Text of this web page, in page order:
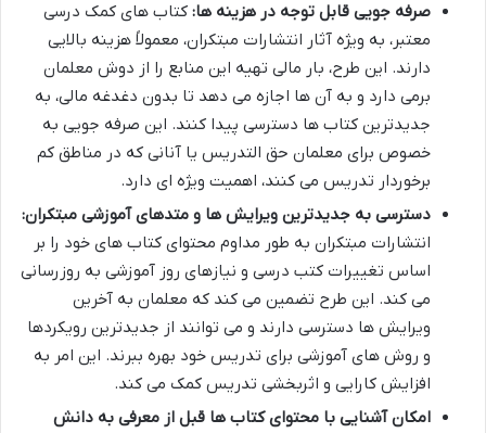
صرفه جویی قابل توجه در هزینه ها: کتاب های کمک درسی
معتبر، به ویژه آثار انتشارات مبتکران، معمولاً هزینه بالایی
دارند. این طرح، بار مالی تهیه این منابع را از دوش معلمان
برمی دارد و به آن ها اجازه می دهد تا بدون دغدغه مالی، به
جدیدترین کتاب ها دسترسی پیدا کنند. این صرفه جویی به
خصوص برای معلمان حق التدریس یا آنانی که در مناطق کم
برخوردار تدریس می کنند، اهمیت ویژه ای دارد.
دسترسی به جدیدترین ویرایش ها و متدهای آموزشی مبتکران:
انتشارات مبتکران به طور مداوم محتوای کتاب های خود را بر
اساس تغییرات کتب درسی و نیازهای روز آموزشی به روزرسانی
می کند. این طرح تضمین می کند که معلمان به آخرین
ویرایش ها دسترسی دارند و می توانند از جدیدترین رویکردها
و روش های آموزشی برای تدریس خود بهره ببرند. این امر به
افزایش کارایی و اثربخشی تدریس کمک می کند.
امکان آشنایی با محتوای کتاب ها قبل از معرفی به دانش